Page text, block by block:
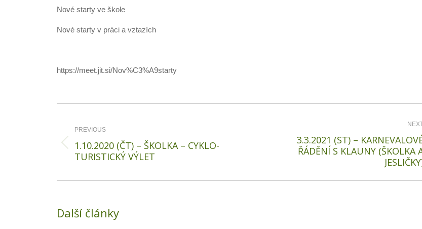
Nové starty ve škole
Nové starty v práci a vztazích
https://meet.jit.si/Nov%C3%A9starty
navigation
PREVIOUS
Previous
1.10.2020 (ČT) – ŠKOLKA – CYKLO-
TURISTICKÝ VÝLET
3.3.2021 (ST) –
ŘÁDĚNÍ S KLAUNY (ŠKOLKA
Další články